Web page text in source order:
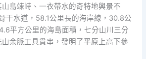
島竦峙、一衣帶水的奇特地輿景不
干水道，58.1公里長的海岸線，30.8公
平方公里的海島面積，七分山川三分
余脈工具貫串，發明了平原上高下參